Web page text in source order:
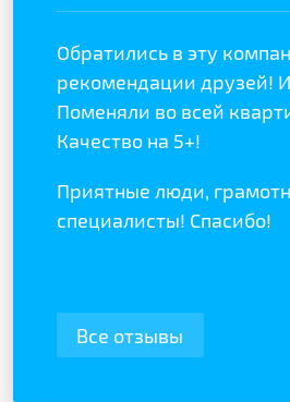
Обратились в эту
рекомендации друзей!
Поменяли во всей
Качество на 5+!
Приятные люди,
специалисты! Спасибо!
Все отзывы